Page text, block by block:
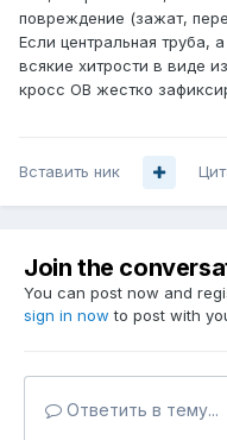
повреждение (зажат,
Если центральная труба,
всякие хитрости в виде
кросс ОВ жестко
Вставить ник
Join the
You can post now and
sign in now to post with
Ответить в тему...